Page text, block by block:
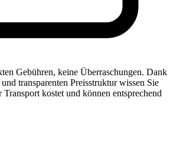
Gebühren, keine Überraschungen. Dank
transparenten Preisstruktur wissen Sie
Transport kostet und können entsprechend